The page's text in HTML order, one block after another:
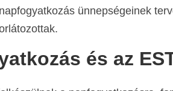
ünnepségeinek
és az